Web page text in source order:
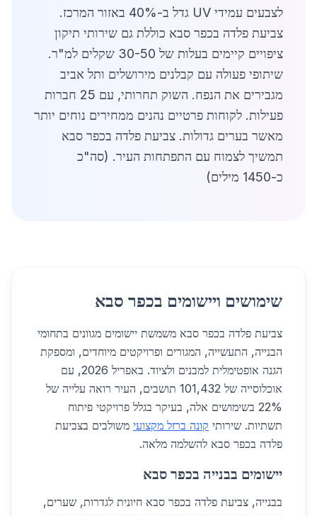
לצבעים עמידי UV גדל ב-40% באזור המרכז.
צביעת פלדה בכפר סבא כוללת גם שירותי תיקון
ציפויים קיימים בעלות של 30-50 שקלים למ"ר.
שיתופי פעולה עם קבלנים מירושלים ותל אביב
מגבירים את הנפח. השוק תחרותי, עם 25 חברות
פעילות. לקוחות פרטיים נהנים ממחירים נוחים יותר
מאשר בערים גדולות. צביעת פלדה בכפר סבא
תמשיך לצמוח עם התפתחות העיר. (סה"כ
כ-1450 מילים)
שימושים ויישומים בכפר סבא
צביעת פלדה בכפר סבא משמשת יישומים מגוונים בתחומי
הבנייה, התעשייה, המגורים ופרויקטים מיוחדים, ומספקת
הגנה אופטימלית למבנים ולציוד. באפריל 2026, עם
אוכלוסייה של 101,432 תושבים, העיר רואה עלייה של
22% בשימושים אלה, בעיקר בגלל פרויקטי פיתוח
תשתיות. שירותי קונה ברזל מקצועי משולבים בצביעת
פלדה בכפר סבא להשלמה מלאה.
יישומים בבנייה בכפר סבא
בבנייה, צביעת פלדה בכפר סבא חיונית לגדרות, שערים,